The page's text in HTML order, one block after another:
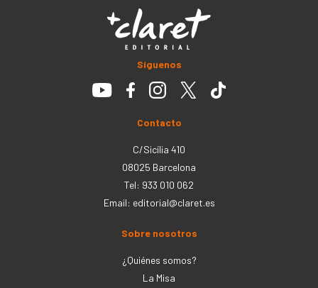
Síguenos
Contacto
C/Sicília 410
08025 Barcelona
Tel: 933 010 062
Email: editorial@claret.es
Sobre nosotros
¿Quiénes somos?
La Misa